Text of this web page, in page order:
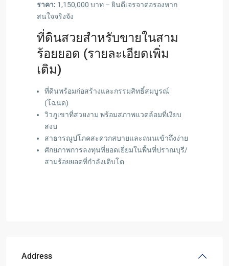
ราคา: 1,150,000 บาท – ยินดีเจรจาต่อรองหาก
สนใจจริงจัง
ที่ดินสวยสำหรับขายในสาม
ร้อยยอด (รายละเอียดเพิ่ม
เติม)
ที่ดินพร้อมก่อสร้างและกรรมสิทธิ์สมบูรณ์
(โฉนด)
วิวภูเขาที่สวยงาม พร้อมสภาพแวดล้อมที่เงียบ
สงบ
สาธารณูปโภคสะดวกสบายและถนนเข้าถึงง่าย
ศักยภาพการลงทุนที่ยอดเยี่ยมในพื้นที่ปราณบุรี/
สามร้อยยอดที่กำลังเติบโต
Address